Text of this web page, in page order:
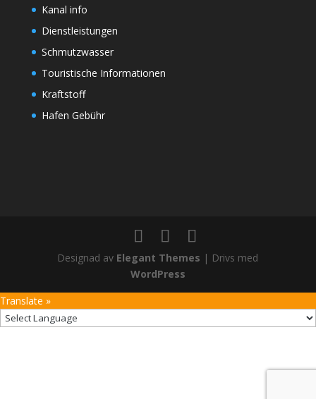
Kanal info
Dienstleistungen
Schmutzwasser
Touristische Informationen
Kraftstoff
Hafen Gebühr
Designad av Elegant Themes | Drivs med
WordPress
Translate »